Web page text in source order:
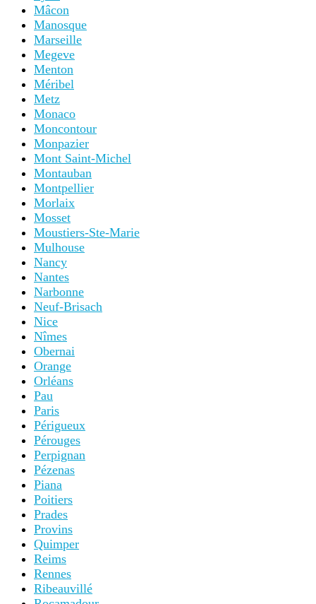
Mâcon
Manosque
Marseille
Megeve
Menton
Méribel
Metz
Monaco
Moncontour
Monpazier
Mont Saint-Michel
Montauban
Montpellier
Morlaix
Mosset
Moustiers-Ste-Marie
Mulhouse
Nancy
Nantes
Narbonne
Neuf-Brisach
Nice
Nîmes
Obernai
Orange
Orléans
Pau
Paris
Périgueux
Pérouges
Perpignan
Pézenas
Piana
Poitiers
Prades
Provins
Quimper
Reims
Rennes
Ribeauvillé